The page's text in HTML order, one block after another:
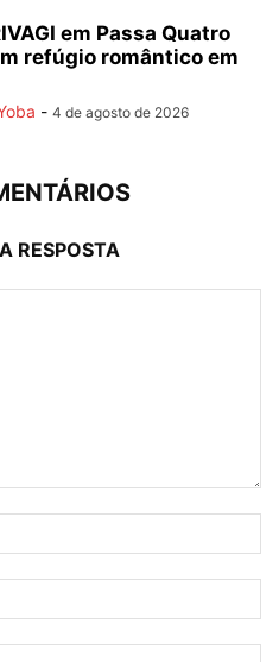
em Passa Quatro
refúgio romântico em
- 4 de agosto de 2026
RESPOSTA